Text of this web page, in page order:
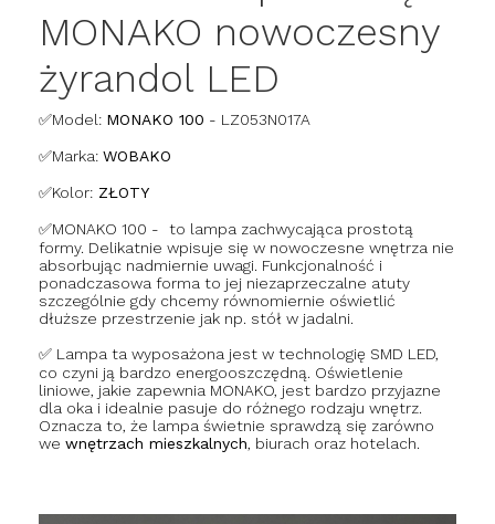
MONAKO nowoczesny
żyrandol LED
✅Model: MONAKO 100 - LZ053N017A
✅Marka: WOBAKO
✅Kolor: ZŁOTY
✅MONAKO 100 -
to lampa zachwycająca prostotą
formy. Delikatnie wpisuje się w nowoczesne wnętrza nie
absorbując nadmiernie uwagi. Funkcjonalność i
ponadczasowa forma to jej niezaprzeczalne atuty
szczególnie gdy chcemy równomiernie oświetlić
dłuższe przestrzenie jak np. stół w jadalni.
✅ Lampa ta wyposażona jest w technologię SMD LED,
co czyni ją bardzo energooszczędną. Oświetlenie
liniowe, jakie zapewnia MONAKO, jest bardzo przyjazne
dla oka i idealnie pasuje do różnego rodzaju wnętrz.
Oznacza to, że lampa świetnie sprawdzą się zarówno
we wnętrzach mieszkalnych, biurach oraz hotelach.